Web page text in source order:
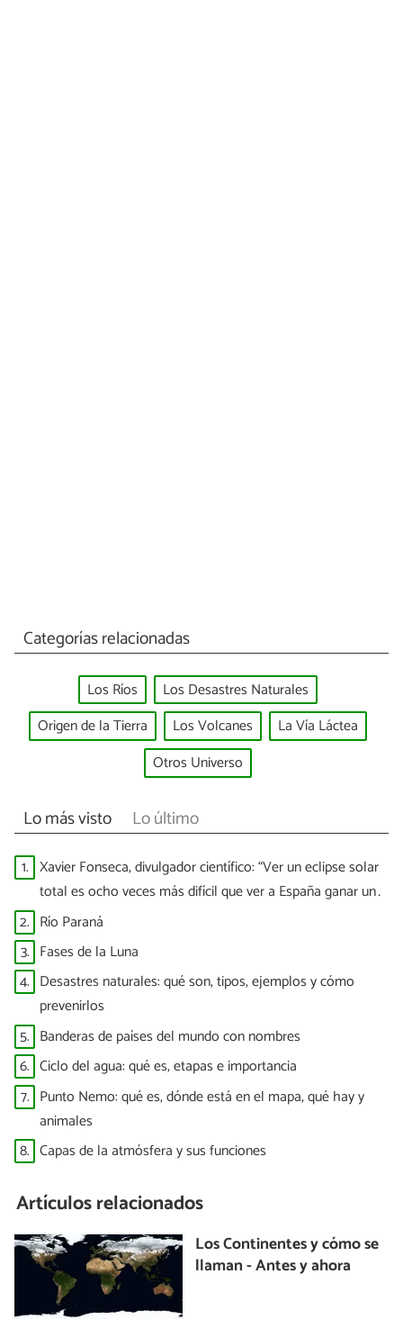
Categorías relacionadas
Los Ríos
Los Desastres Naturales
Origen de la Tierra
Los Volcanes
La Vía Láctea
Otros Universo
Lo más visto Lo último
1. Xavier Fonseca, divulgador científico: “Ver un eclipse solar
total es ocho veces más difícil que ver a España ganar un
Mundial”
2. Río Paraná
3. Fases de la Luna
4. Desastres naturales: qué son, tipos, ejemplos y cómo
prevenirlos
5. Banderas de países del mundo con nombres
6. Ciclo del agua: qué es, etapas e importancia
7. Punto Nemo: qué es, dónde está en el mapa, qué hay y
animales
8. Capas de la atmósfera y sus funciones
Artículos relacionados
Los Continentes y cómo se
llaman - Antes y ahora